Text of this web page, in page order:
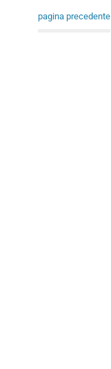
pagina precedente